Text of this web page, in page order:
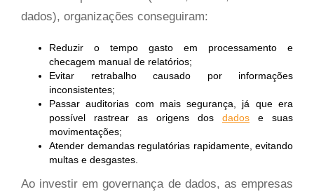
dados), organizações conseguiram:
Reduzir o tempo gasto em processamento e
checagem manual de relatórios;
Evitar retrabalho causado por informações
inconsistentes;
Passar auditorias com mais segurança, já que era
possível rastrear as origens dos dados e suas
movimentações;
Atender demandas regulatórias rapidamente, evitando
multas e desgastes.
Ao investir em governança de dados, as empresas